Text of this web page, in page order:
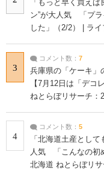
「もっと早く買え
ン”が大人気 「プラ
した」（2/2） | ラ
3
コメント数： 7
兵庫県の「ケーキ
【7月12日は「デコ
ねとらぼリサーチ：
4
コメント数： 5
「北海道土産とし
人気 「こんなの初
北海道 ねとらぼリサ